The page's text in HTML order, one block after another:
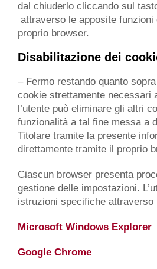
dal chiuderlo cliccando sul
attraverso le apposite funzioni
proprio browser.
Disabilitazione dei
– Fermo restando quanto
cookie strettamente necessari
l’utente può eliminare gli altri
funzionalità a tal fine messa a
Titolare tramite la presente
direttamente tramite il proprio
Ciascun browser presenta
gestione delle impostazioni.
istruzioni specifiche
Microsoft Windows Explorer
Google Chrome